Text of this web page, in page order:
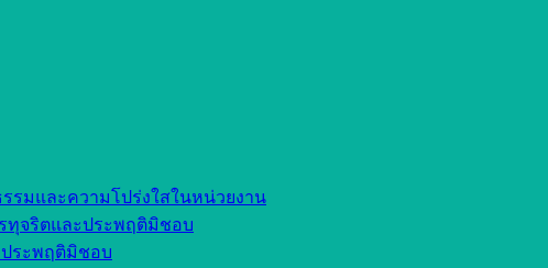
รมและความโปร่งใสในหน่วยงาน
ทุจริตและประพฤติมิชอบ
ประพฤติมิชอบ